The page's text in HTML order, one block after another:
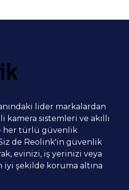
lider markalardan
kamera sistemleri ve akıllı
her türlü güvenlik
Siz de Reolink'in güvenlik
evinizi, iş yerinizi veya
iyi şekilde koruma altına